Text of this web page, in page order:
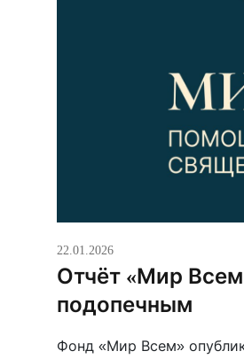
22.01.2026
Отчёт «Мир
подопечным
Фонд «Мир Всем»